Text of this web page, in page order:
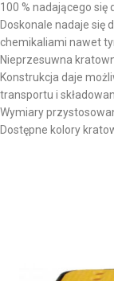
100 % nadającego się
Doskonale nadaje się
chemikaliami nawet
Nieprzesuwna
Konstrukcja daje
transportu i
Wymiary
Dostępne kolory